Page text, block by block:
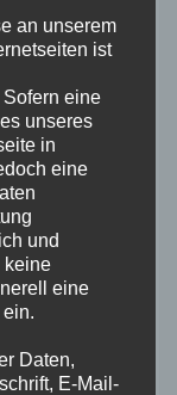
an unserem
ist
eine
unseres
in
eine
und
keine
eine
Daten,
E-Mail-